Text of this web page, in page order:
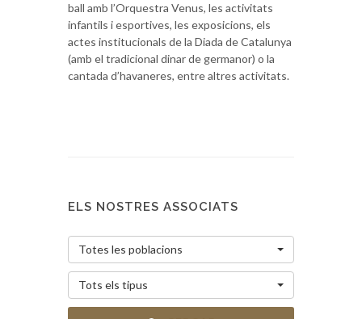
ball amb l’Orquestra Venus, les activitats
infantils i esportives, les exposicions, els
actes institucionals de la Diada de Catalunya
(amb el tradicional dinar de germanor) o la
cantada d’havaneres, entre altres activitats.
ELS NOSTRES ASSOCIATS
Totes les poblacions
Tots els tipus